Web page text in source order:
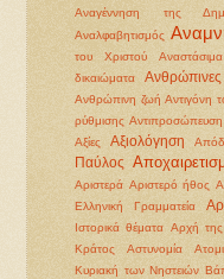
Αναγέννηση της
Αναλφαβητισμός
του Χριστού
δικαιώματα
Ανθρώπινες
Ανθρώπινη ζωή Αντιγόνη
ρύθμισης Αντιπροσώπευση
Αξίες
Αξιολόγηση
Παύλος
Αριστερά Αριστερό ήθος
Ελληνική Γραμματεία
Ιστορικά θέματα Αρχή της
Κράτος
Αστυνομία
Κυριακή των Νηστειών